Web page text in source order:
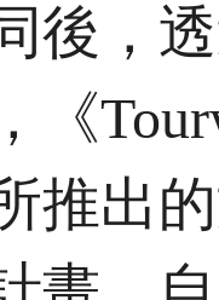
後，
《
推出